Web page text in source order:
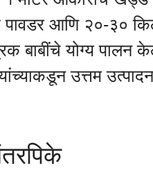
पावडर आणि २०-३०
बाबींचे योग्य पालन
उत्तम